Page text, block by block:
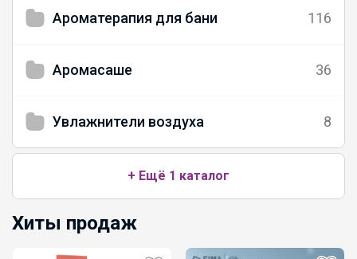
Ароматерапия для бани 116
Аромасаше 36
Увлажнители воздуха 8
+ Ещё 1 каталог
Хиты продаж